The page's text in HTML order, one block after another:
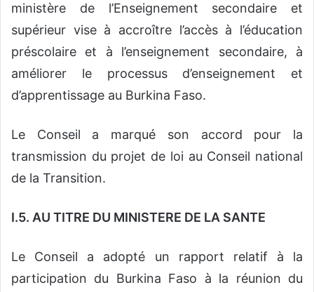
ministère de l’Enseignement secondaire et
supérieur vise à accroître l’accès à l’éducation
préscolaire et à l’enseignement secondaire, à
améliorer le processus d’enseignement et
d’apprentissage au Burkina Faso.
Le Conseil a marqué son accord pour la
transmission du projet de loi au Conseil national
de la Transition.
I.5. AU TITRE DU MINISTERE DE LA SANTE
Le Conseil a adopté un rapport relatif à la
participation du Burkina Faso à la réunion du